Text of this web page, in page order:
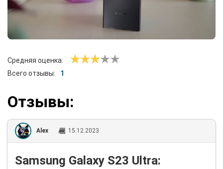
Средняя оценка:
Всего отзывы:
1
Отзывы:
Alex 15.12.2023
Samsung Galaxy S23 Ultra: